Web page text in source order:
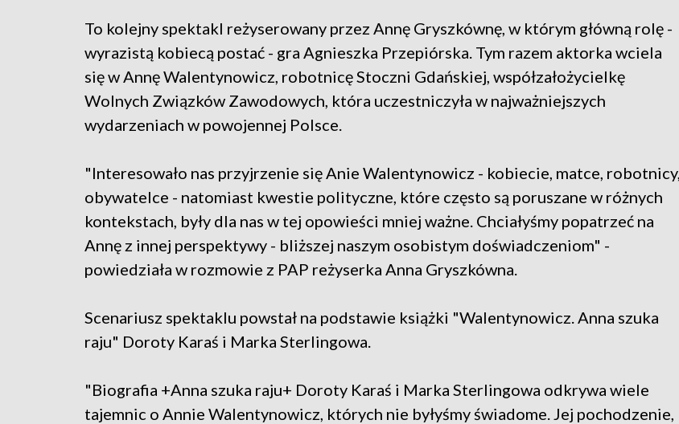
To kolejny spektakl reżyserowany przez Annę Gryszkównę, w którym główną rolę -
wyrazistą kobiecą postać - gra Agnieszka Przepiórska. Tym razem aktorka wciela
się w Annę Walentynowicz, robotnicę Stoczni Gdańskiej, współzałożycielkę
Wolnych Związków Zawodowych, która uczestniczyła w najważniejszych
wydarzeniach w powojennej Polsce.
"Interesowało nas przyjrzenie się Anie Walentynowicz - kobiecie, matce, robotnicy,
obywatelce - natomiast kwestie polityczne, które często są poruszane w różnych
kontekstach, były dla nas w tej opowieści mniej ważne. Chciałyśmy popatrzeć na
Annę z innej perspektywy - bliższej naszym osobistym doświadczeniom" -
powiedziała w rozmowie z PAP reżyserka Anna Gryszkówna.
Scenariusz spektaklu powstał na podstawie książki "Walentynowicz. Anna szuka
raju" Doroty Karaś i Marka Sterlingowa.
"Biografia +Anna szuka raju+ Doroty Karaś i Marka Sterlingowa odkrywa wiele
tajemnic o Annie Walentynowicz, których nie byłyśmy świadome. Jej pochodzenie,